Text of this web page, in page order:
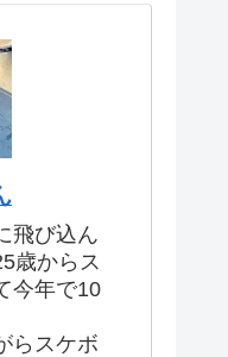
飛び込ん
歳からス
今年で10
らスケボ